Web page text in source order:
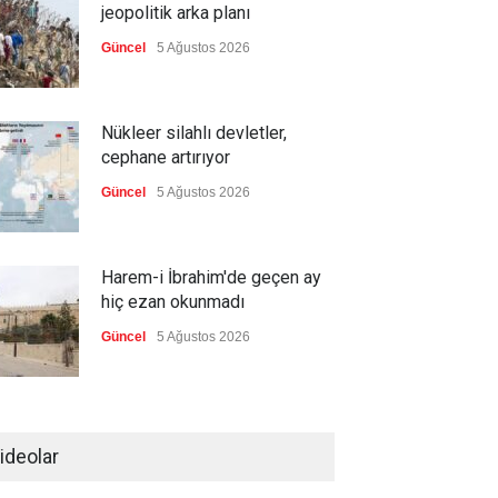
jeopolitik arka planı
Güncel 5 Ağustos 2026
Nükleer silahlı devletler,
cephane artırıyor
Güncel 5 Ağustos 2026
Harem-i İbrahim'de geçen ay
hiç ezan okunmadı
Güncel 5 Ağustos 2026